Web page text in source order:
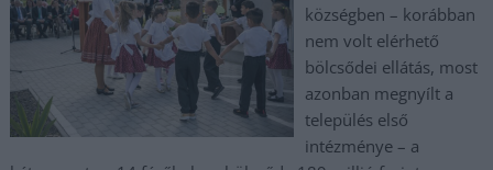
községben – korábban
nem volt elérhető
bölcsődei ellátás, most
azonban megnyílt a
település első
intézménye – a